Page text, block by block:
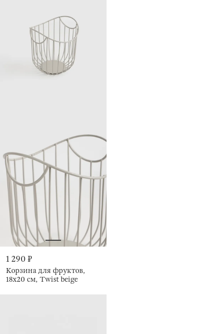
1 290 ₽
Корзина для фруктов,
18х20 см, Twist beige